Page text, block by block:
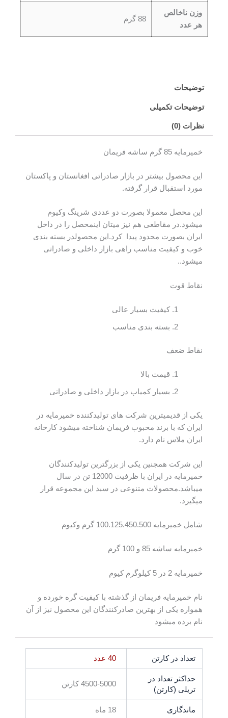
وزن ناخالص
هر عدد
88 گرم
توضیحات
توضیحات تکمیلی
نظرات (0)
خمیرمایه 85 گرم ساشه فریمان
این محصول بیشتر در بازار صادراتی افغانستان و پاکستان
مورد استقبال قرار گرفته.
این محصل معمولا بصورت دو عددی شرینگ وکیوم
میشود.در مقاطعی هم نیز میتان اینمحصل را در داخل
ایران بصورت محدود پیدا کرد.این محصولدر بسته بندی
خوب و کیفیت مناسب راهی بازار داخلی و صادراتی
میشود..
نقاط قوت
کیفیت بسیار عالی
بسته بندی مناسب
نقاط ضعف
قیمت بالا
بسیار کمیاب در بازار داخلی و صادراتی
یکی از قدیمیترین شرکت های تولیدکننده خمیرمایه در
ایران که با برند محبوب فریمان شناخته میشود کارخانه
ایران ملاس نام دارد.
این شرکت همچنین یکی از بزرگترین تولیدکنندگان
خمیرمایه در ایران با ظرفیت 12000 تن در سال
میباشد.محصولات متنوعی در سبد این مجموعه قرار
میگیرد.
شامل خمیرمایه 100.125.450.500 گرم وکیوم
خمیرمایه ساشه 85 و 100 گرم
خمیرمایه 2 در 5 کیلوگرم کیوم
نام خمیرمایه فریمان از گذشته با کیفیت گره خورده و
همواره یکی از بهترین صادرکنندگان این محصول نیز از آن
نام برده میشود
تعداد در کارتن 40 عدد
حداکثر تعداد در
تریلی (کارتن)
4500-5000 کارتن
ماندگاری 18 ماه